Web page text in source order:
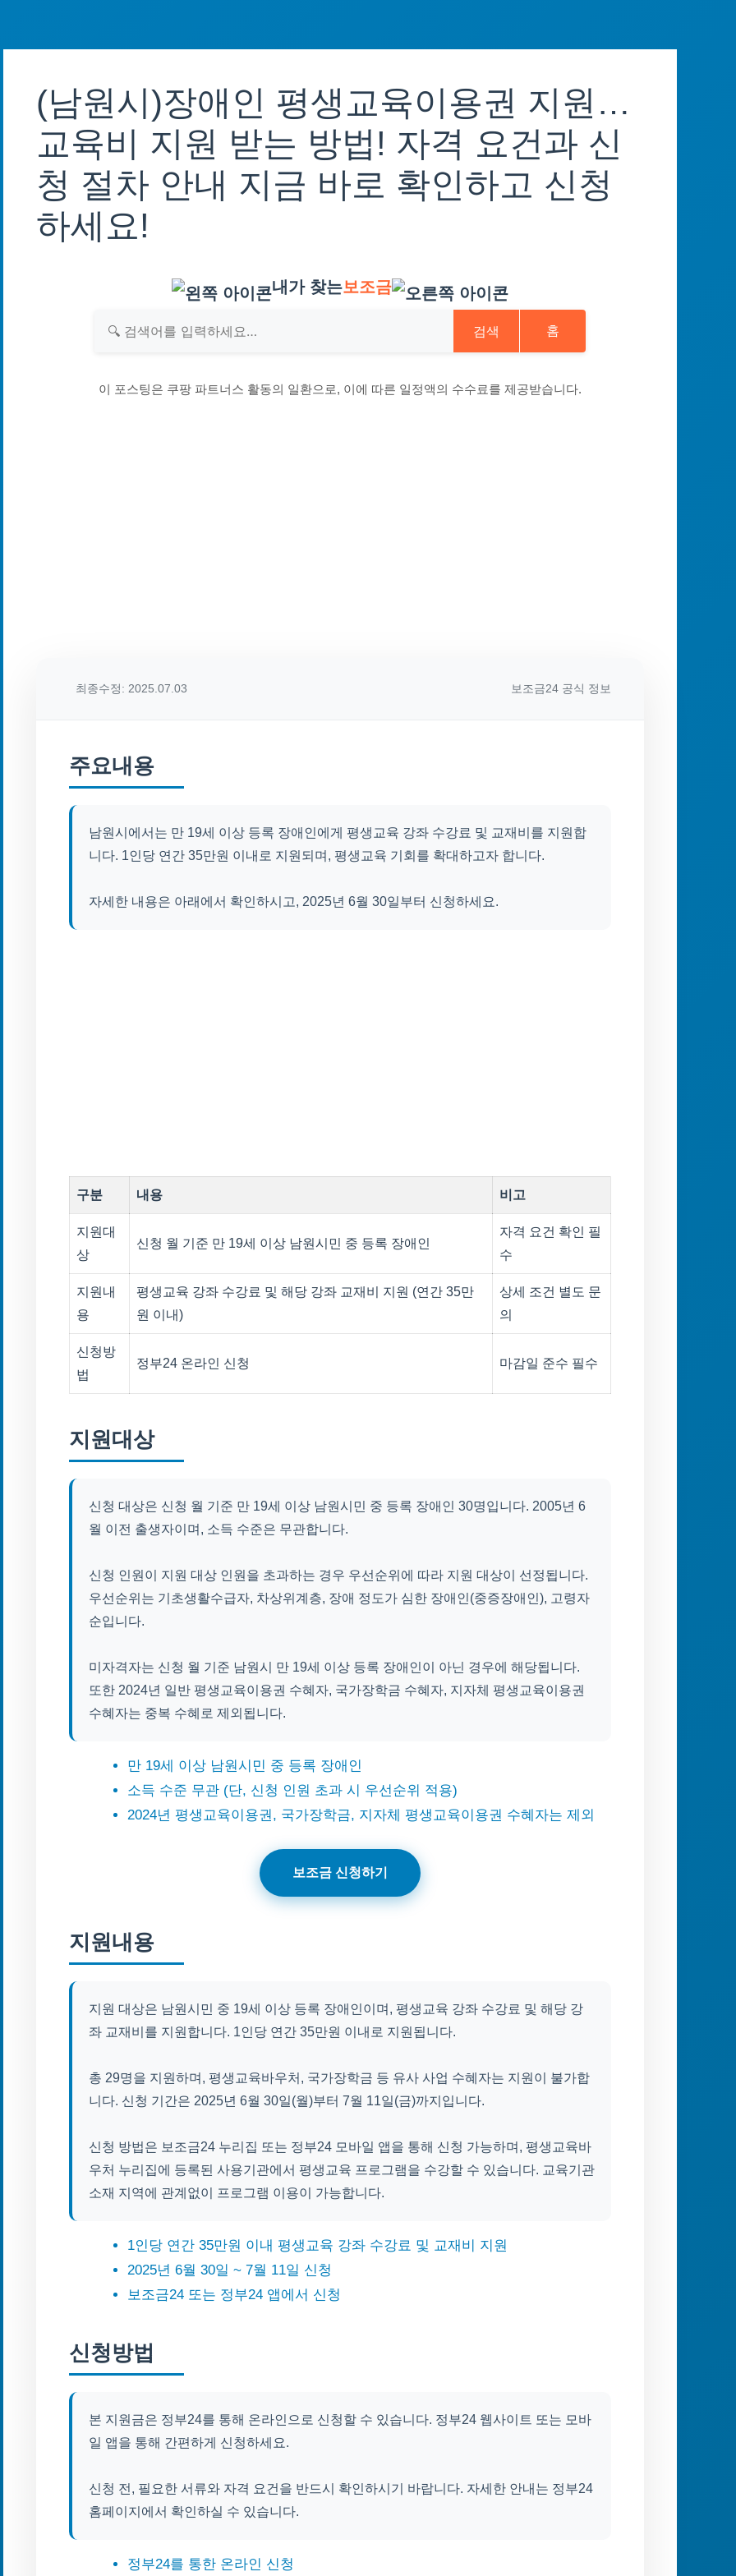
(남원시)장애인 평생교육이용권 지원…
교육비 지원 받는 방법! 자격 요건과 신
청 절차 안내 지금 바로 확인하고 신청
하세요!
내가 찾는보조금
검색 홈
이 포스팅은 쿠팡 파트너스 활동의 일환으로, 이에 따른 일정액의 수수료를 제공받습니다.
최종수정: 2025.07.03 보조금24 공식 정보
주요내용
남원시에서는 만 19세 이상 등록 장애인에게 평생교육 강좌 수강료 및 교재비를 지원합
니다. 1인당 연간 35만원 이내로 지원되며, 평생교육 기회를 확대하고자 합니다.
자세한 내용은 아래에서 확인하시고, 2025년 6월 30일부터 신청하세요.
구분 내용 비고
지원대
상
신청 월 기준 만 19세 이상 남원시민 중 등록 장애인
자격 요건 확인 필
수
지원내
용
평생교육 강좌 수강료 및 해당 강좌 교재비 지원 (연간 35만
원 이내)
상세 조건 별도 문
의
신청방
법
정부24 온라인 신청 마감일 준수 필수
지원대상
신청 대상은 신청 월 기준 만 19세 이상 남원시민 중 등록 장애인 30명입니다. 2005년 6
월 이전 출생자이며, 소득 수준은 무관합니다.
신청 인원이 지원 대상 인원을 초과하는 경우 우선순위에 따라 지원 대상이 선정됩니다.
우선순위는 기초생활수급자, 차상위계층, 장애 정도가 심한 장애인(중증장애인), 고령자
순입니다.
미자격자는 신청 월 기준 남원시 만 19세 이상 등록 장애인이 아닌 경우에 해당됩니다.
또한 2024년 일반 평생교육이용권 수혜자, 국가장학금 수혜자, 지자체 평생교육이용권
수혜자는 중복 수혜로 제외됩니다.
만 19세 이상 남원시민 중 등록 장애인
소득 수준 무관 (단, 신청 인원 초과 시 우선순위 적용)
2024년 평생교육이용권, 국가장학금, 지자체 평생교육이용권 수혜자는 제외
보조금 신청하기
지원내용
지원 대상은 남원시민 중 19세 이상 등록 장애인이며, 평생교육 강좌 수강료 및 해당 강
좌 교재비를 지원합니다. 1인당 연간 35만원 이내로 지원됩니다.
총 29명을 지원하며, 평생교육바우처, 국가장학금 등 유사 사업 수혜자는 지원이 불가합
니다. 신청 기간은 2025년 6월 30일(월)부터 7월 11일(금)까지입니다.
신청 방법은 보조금24 누리집 또는 정부24 모바일 앱을 통해 신청 가능하며, 평생교육바
우처 누리집에 등록된 사용기관에서 평생교육 프로그램을 수강할 수 있습니다. 교육기관
소재 지역에 관계없이 프로그램 이용이 가능합니다.
1인당 연간 35만원 이내 평생교육 강좌 수강료 및 교재비 지원
2025년 6월 30일 ~ 7월 11일 신청
보조금24 또는 정부24 앱에서 신청
신청방법
본 지원금은 정부24를 통해 온라인으로 신청할 수 있습니다. 정부24 웹사이트 또는 모바
일 앱을 통해 간편하게 신청하세요.
신청 전, 필요한 서류와 자격 요건을 반드시 확인하시기 바랍니다. 자세한 안내는 정부24
홈페이지에서 확인하실 수 있습니다.
정부24를 통한 온라인 신청